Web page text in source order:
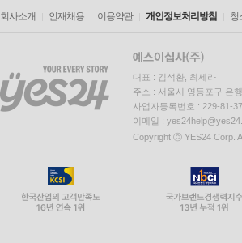
회사소개 인재채용 이용약관 개인정보처리방침 청
대표 : 김석환, 최세라
주소 : 서울시 영등포구 은
사업자등록번호 : 229-81-
이메일 :
Copyright ⓒ YES24 Corp.